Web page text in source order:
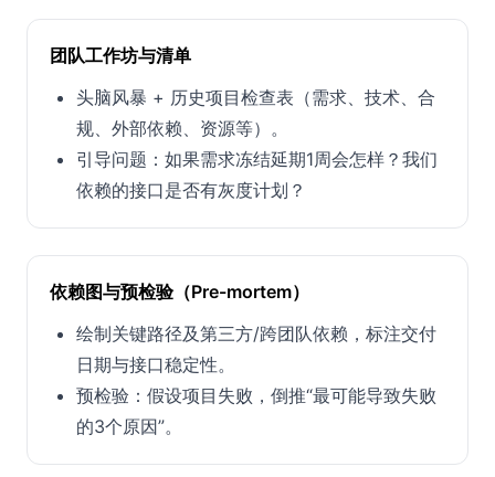
团队工作坊与清单
头脑风暴 + 历史项目检查表（需求、技术、合
规、外部依赖、资源等）。
引导问题：如果需求冻结延期1周会怎样？我们
依赖的接口是否有灰度计划？
依赖图与预检验（Pre-mortem）
绘制关键路径及第三方/跨团队依赖，标注交付
日期与接口稳定性。
预检验：假设项目失败，倒推“最可能导致失败
的3个原因”。